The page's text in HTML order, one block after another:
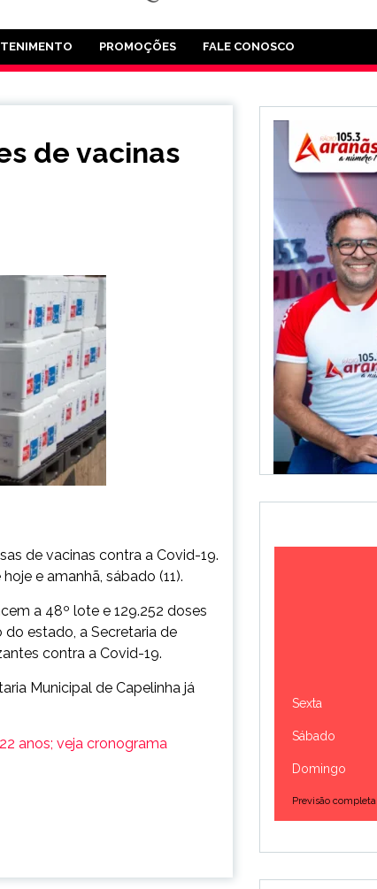
PROMOÇÕES FALE CONOSCO
de vacinas
de vacinas contra a Covid-19.
e amanhã, sábado (11).
a 48º lote e 129.252 doses
estado, a Secretaria de
contra a Covid-19.
Municipal de Capelinha já
anos; veja cronograma
Sexta
Sábado
Domingo
Previsão completa